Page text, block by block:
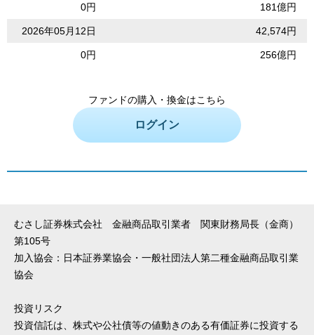
0円 181億円
2026年05月12日 42,574円
0円 256億円
ファンドの購入・換金はこちら
ログイン
むさし証券株式会社 金融商品取引業者 関東財務局長（金商）
第105号
加入協会：日本証券業協会・一般社団法人第二種金融商品取引業
協会
投資リスク
投資信託は、株式や公社債等の値動きのある有価証券に投資する